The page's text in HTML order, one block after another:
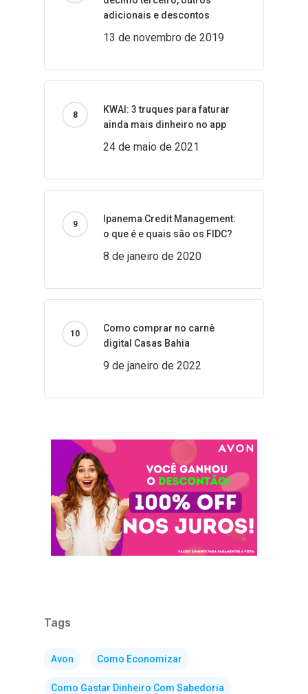
adicionais e descontos
13 de novembro de 2019
KWAI: 3 truques para faturar
ainda mais dinheiro no app
24 de maio de 2021
Ipanema Credit Management:
o que é e quais são os FIDC?
8 de janeiro de 2020
Como comprar no carnê
digital Casas Bahia
9 de janeiro de 2022
Tags
Avon Como Economizar
Como Gastar Dinheiro Com Sabedoria